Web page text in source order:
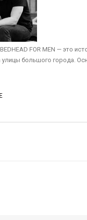
FOR MEN — это
улицы большого города.